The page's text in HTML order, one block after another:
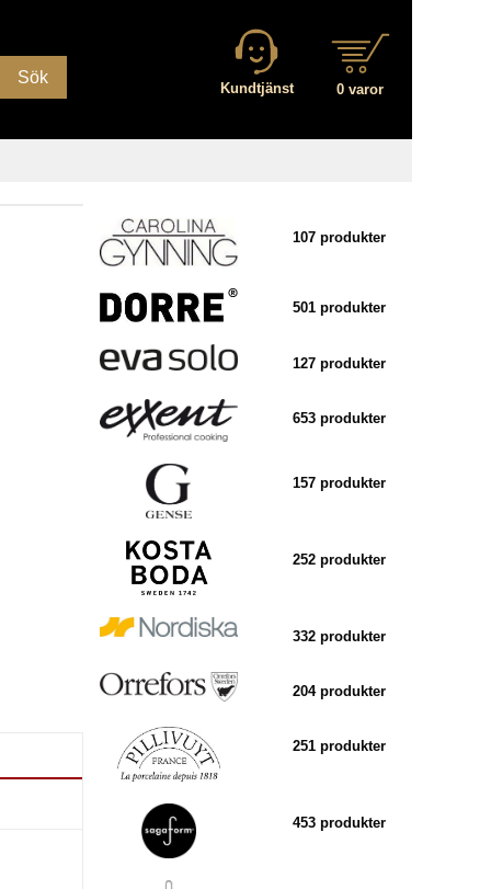
Sök
0 varor
Kundtjänst
107 produkter
501 produkter
127 produkter
653 produkter
157 produkter
252 produkter
332 produkter
204 produkter
251 produkter
453 produkter